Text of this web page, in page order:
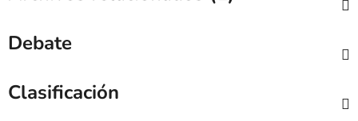
Debate
Clasificación